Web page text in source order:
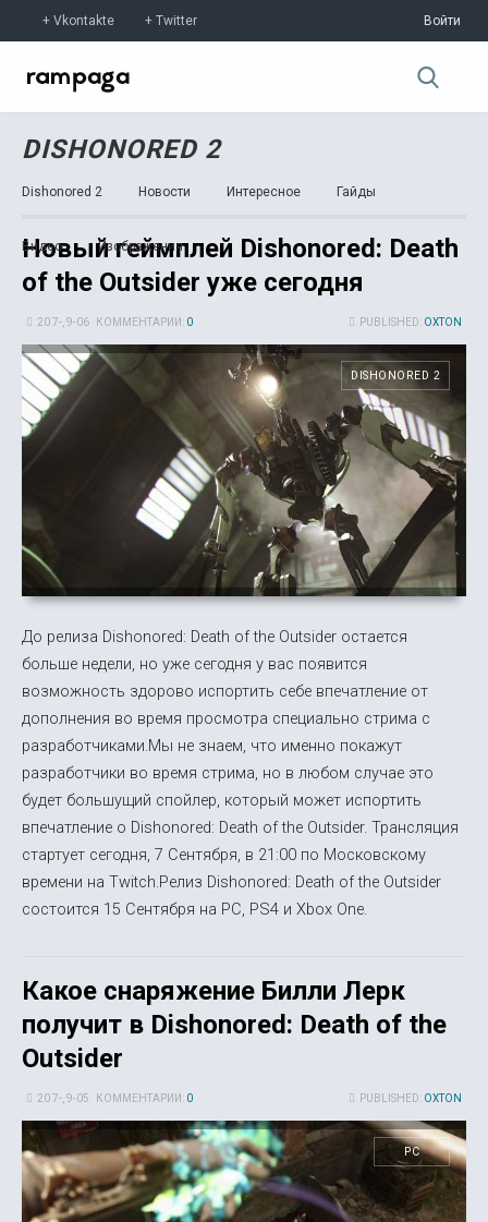
Vkontakte Twitter Войти
DISHONORED 2
Dishonored 2 Новости Интересное Гайды
Видео Изображения
Новый геймплей Dishonored: Death
of the Outsider уже сегодня
PUBLISHED: OXTON
20 7-, 9-06 КОММЕНТАРИИ: 0
DISHONORED 2
До релиза Dishonored: Death of the Outsider остается
больше недели, но уже сегодня у вас появится
возможность здорово испортить себе впечатление от
дополнения во время просмотра специально стрима с
разработчиками.Мы не знаем, что именно покажут
разработчики во время стрима, но в любом случае это
будет большущий спойлер, который может испортить
впечатление о Dishonored: Death of the Outsider. Трансляция
стартует сегодня, 7 Сентября, в 21:00 по Московскому
времени на Twitch.Релиз Dishonored: Death of the Outsider
состоится 15 Сентября на PC, PS4 и Xbox One.
Какое снаряжение Билли Лерк
получит в Dishonored: Death of the
Outsider
PUBLISHED: OXTON
20 7-, 9-05 КОММЕНТАРИИ: 0
PC